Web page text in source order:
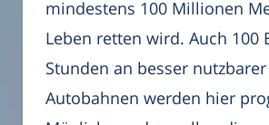
mindestens 100 Millionen
Leben retten wird. Auch 100
Stunden an besser
Autobahnen werden hier